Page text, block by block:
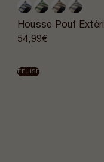
Housse Pouf
54,99€
ÉPUISÉ